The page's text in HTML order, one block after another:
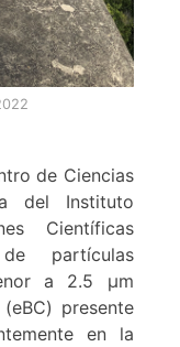
de Ciencias
del Instituto
Científicas
partículas
a 2.5 µm
presente
en la